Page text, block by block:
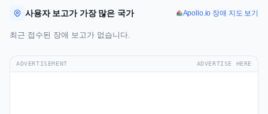
사용자 보고가 가장 많은 국가 Apollo.io 장애 지도 보기
최근 접수된 장애 보고가 없습니다.
ADVERTISEMENT ADVERTISE HERE